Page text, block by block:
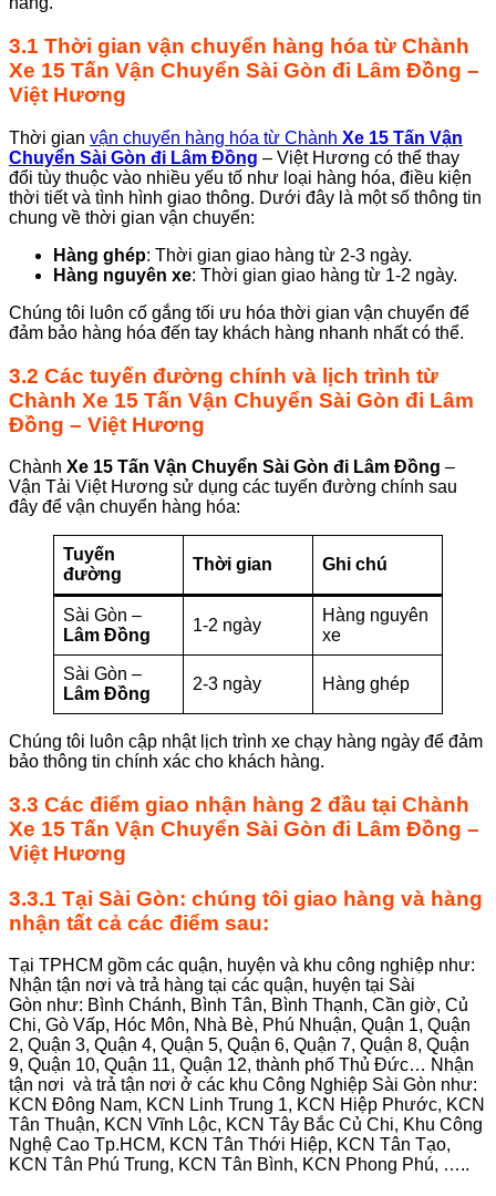
3.1 Thời gian vận chuyển hàng hóa từ Chành
Xe 15 Tấn Vận Chuyển Sài Gòn đi Lâm Đồng –
Việt Hương
Thời gian vận chuyển hàng hóa từ Chành Xe 15 Tấn Vận
Chuyển Sài Gòn đi Lâm Đồng – Việt Hương có thể thay
đổi tùy thuộc vào nhiều yếu tố như loại hàng hóa, điều kiện
thời tiết và tình hình giao thông. Dưới đây là một số thông tin
chung về thời gian vận chuyển:
Hàng ghép: Thời gian giao hàng từ 2-3 ngày.
Hàng nguyên xe: Thời gian giao hàng từ 1-2 ngày.
Chúng tôi luôn cố gắng tối ưu hóa thời gian vận chuyển để
đảm bảo hàng hóa đến tay khách hàng nhanh nhất có thể.
3.2 Các tuyến đường chính và lịch trình từ
Chành Xe 15 Tấn Vận Chuyển Sài Gòn đi Lâm
Đồng – Việt Hương
Chành Xe 15 Tấn Vận Chuyển Sài Gòn đi Lâm Đồng –
Vận Tải Việt Hương sử dụng các tuyến đường chính sau
đây để vận chuyển hàng hóa:
Tuyến
đường
Thời gian Ghi chú
Sài Gòn –
Lâm Đồng
1-2 ngày
Hàng nguyên
xe
Sài Gòn –
Lâm Đồng
2-3 ngày Hàng ghép
Chúng tôi luôn cập nhật lịch trình xe chạy hàng ngày để đảm
bảo thông tin chính xác cho khách hàng.
3.3 Các điểm giao nhận hàng 2 đầu tại Chành
Xe 15 Tấn Vận Chuyển Sài Gòn đi Lâm Đồng –
Việt Hương
3.3.1 Tại Sài Gòn: chúng tôi giao hàng và hàng
nhận tất cả các điểm sau:
Tại TPHCM gồm các quận, huyện và khu công nghiệp như:
Nhận tận nơi và trả hàng tại các quận, huyện tại Sài
Gòn như: Bình Chánh, Bình Tân, Bình Thạnh, Cần giờ, Củ
Chi, Gò Vấp, Hóc Môn, Nhà Bè, Phú Nhuận, Quận 1, Quận
2, Quận 3, Quận 4, Quận 5, Quận 6, Quận 7, Quận 8, Quận
9, Quận 10, Quận 11, Quận 12, thành phố Thủ Đức… Nhận
tận nơi và trả tận nơi ở các khu Công Nghiệp Sài Gòn như:
KCN Đông Nam, KCN Linh Trung 1, KCN Hiệp Phước, KCN
Tân Thuận, KCN Vĩnh Lộc, KCN Tây Bắc Củ Chi, Khu Công
Nghệ Cao Tp.HCM, KCN Tân Thới Hiệp, KCN Tân Tạo,
KCN Tân Phú Trung, KCN Tân Bình, KCN Phong Phú, …..